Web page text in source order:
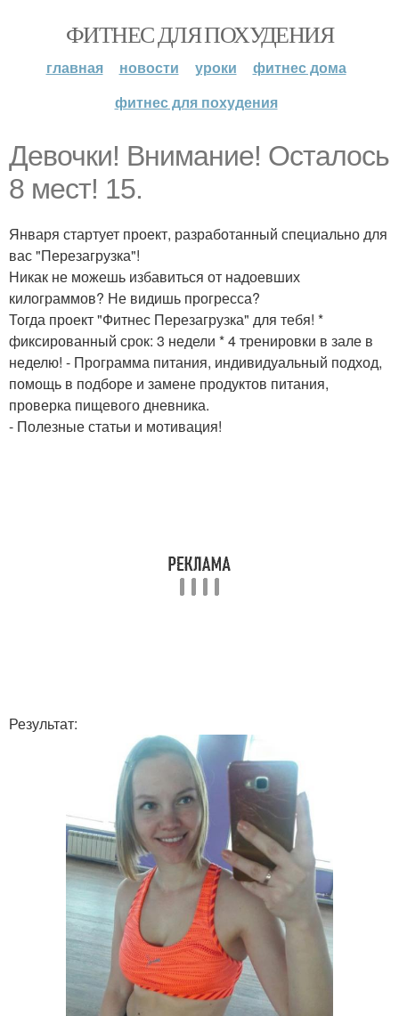
ФИТНЕС ДЛЯ ПОХУДЕНИЯ
главная новости уроки
фитнес дома
фитнес для похудения
Девочки! Внимание! Осталось
8 мест! 15.
Января стартует проект, разработанный специально для
вас "Перезагрузка"!
Никак не можешь избавиться от надоевших
килограммов? Не видишь прогресса?
Тогда проект "Фитнес Перезагрузка" для тебя! *
фиксированный срок: 3 недели * 4 тренировки в зале в
неделю! - Программа питания, индивидуальный подход,
помощь в подборе и замене продуктов питания,
проверка пищевого дневника.
- Полезные статьи и мотивация!
Результат: